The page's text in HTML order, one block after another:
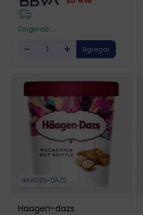
Cargando ...
- +
HAAGEN-DAZS
Haagen-dazs